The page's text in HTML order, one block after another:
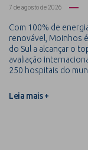
7 de agosto de 2026
Com 100% de
renovável, Moinhos
do Sul a alcançar o
avaliação
250 hospitais do
Leia mais +